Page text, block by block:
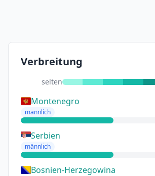
Verbreitung
selten
Montenegro
männlich
Serbien
männlich
Bosnien-Herzegowina